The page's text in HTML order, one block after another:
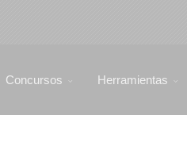
Concursos Herramientas